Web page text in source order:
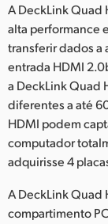
New
Norway
Poland
Portugal
A DeckLink Quad
alta performance
transferir dados a
entrada HDMI
a DeckLink Quad
diferentes a até
HDMI podem
computador
adquirisse 4
A DeckLink Quad
compartimento